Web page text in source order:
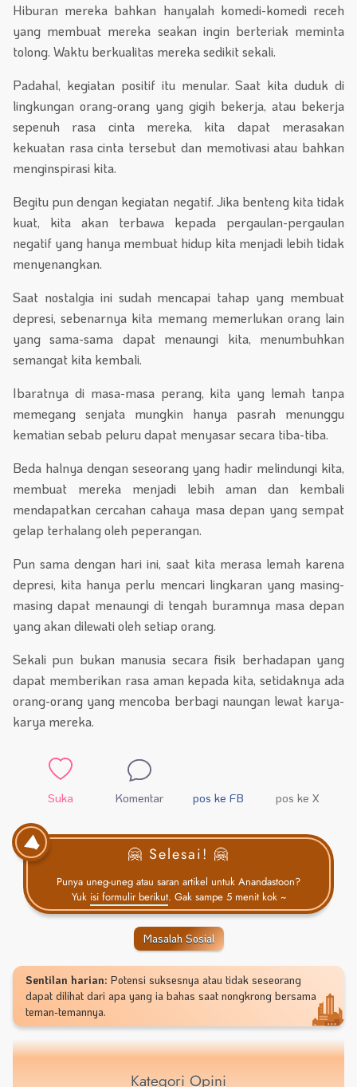
Hiburan mereka bahkan hanyalah komedi-komedi receh
yang membuat mereka seakan ingin berteriak meminta
tolong. Waktu berkualitas mereka sedikit sekali.
Padahal, kegiatan positif itu menular. Saat kita duduk di
lingkungan orang-orang yang gigih bekerja, atau bekerja
sepenuh rasa cinta mereka, kita dapat merasakan
kekuatan rasa cinta tersebut dan memotivasi atau bahkan
menginspirasi kita.
Begitu pun dengan kegiatan negatif. Jika benteng kita tidak
kuat, kita akan terbawa kepada pergaulan-pergaulan
negatif yang hanya membuat hidup kita menjadi lebih tidak
menyenangkan.
Saat nostalgia ini sudah mencapai tahap yang membuat
depresi, sebenarnya kita memang memerlukan orang lain
yang sama-sama dapat menaungi kita, menumbuhkan
semangat kita kembali.
Ibaratnya di masa-masa perang, kita yang lemah tanpa
memegang senjata mungkin hanya pasrah menunggu
kematian sebab peluru dapat menyasar secara tiba-tiba.
Beda halnya dengan seseorang yang hadir melindungi kita,
membuat mereka menjadi lebih aman dan kembali
mendapatkan cercahan cahaya masa depan yang sempat
gelap terhalang oleh peperangan.
Pun sama dengan hari ini, saat kita merasa lemah karena
depresi, kita hanya perlu mencari lingkaran yang masing-
masing dapat menaungi di tengah buramnya masa depan
yang akan dilewati oleh setiap orang.
Sekali pun bukan manusia secara fisik berhadapan yang
dapat memberikan rasa aman kepada kita, setidaknya ada
orang-orang yang mencoba berbagi naungan lewat karya-
karya mereka.
Suka Komentar pos ke FB pos ke X
🤗 Selesai! 🤗
Punya uneg-uneg atau saran artikel untuk Anandastoon?
Yuk isi formulir berikut. Gak sampe 5 menit kok ~
Masalah Sosial
Sentilan harian: Potensi suksesnya atau tidak seseorang
dapat dilihat dari apa yang ia bahas saat nongkrong bersama
teman-temannya.
Kategori Opini